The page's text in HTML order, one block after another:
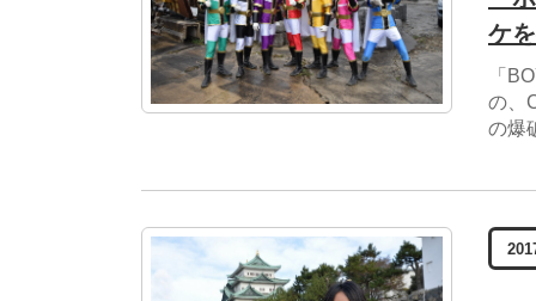
ケ
「
の、
の爆